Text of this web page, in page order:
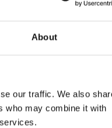
About
our traffic. We also
who may combine it with